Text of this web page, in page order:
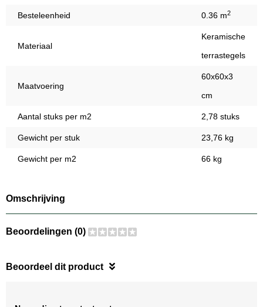
Besteleenheid 0.36 m2
Materiaal
Keramische
terrastegels
Maatvoering
60x60x3
cm
Aantal stuks per m2 2,78 stuks
Gewicht per stuk 23,76 kg
Gewicht per m2 66 kg
Omschrijving
Beoordelingen (0)
Beoordeel dit product